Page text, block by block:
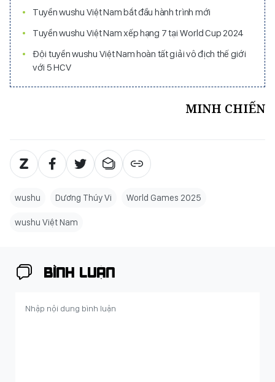
Tuyển wushu Việt Nam bắt đầu hành trình mới
Tuyển wushu Việt Nam xếp hạng 7 tại World Cup 2024
Đội tuyển wushu Việt Nam hoàn tất giải vô địch thế giới
với 5 HCV
MINH CHIẾN
wushu Dương Thúy Vi World Games 2025
wushu Việt Nam
BÌNH LUẬN